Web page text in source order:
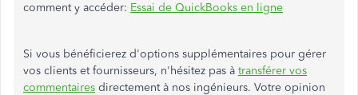
comment y accéder: Essai de QuickBooks en ligne
Si vous bénéficierez d'options supplémentaires pour gérer
vos clients et fournisseurs, n'hésitez pas à transférer vos
commentaires directement à nos ingénieurs. Votre opinion